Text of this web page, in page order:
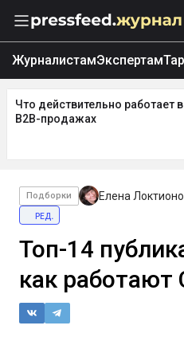
ЖурналистамЭкспертам
Что действительно работает в
B2B-продажах
Подборки Елена
ред.
Топ-14
как